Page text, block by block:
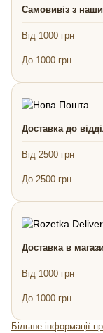
Самовивіз з
Від 1000 грн
До 1000 грн
Доставка до
Від 2500 грн
До 2500 грн
Доставка в
Від 1000 грн
До 1000 грн
Більше інформації